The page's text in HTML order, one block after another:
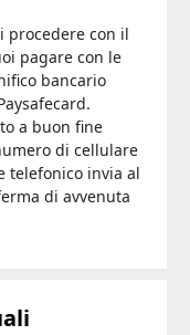
procedere con il
pagare con le
bancario
a buon fine
di cellulare
telefonico invia al
di avvenuta